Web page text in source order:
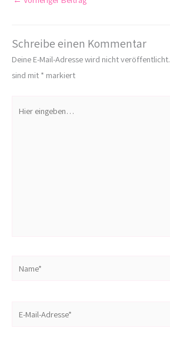
Schreibe einen Kommentar
Deine E-Mail-Adresse wird nicht veröffentlicht.
sind mit * markiert
eingeben…